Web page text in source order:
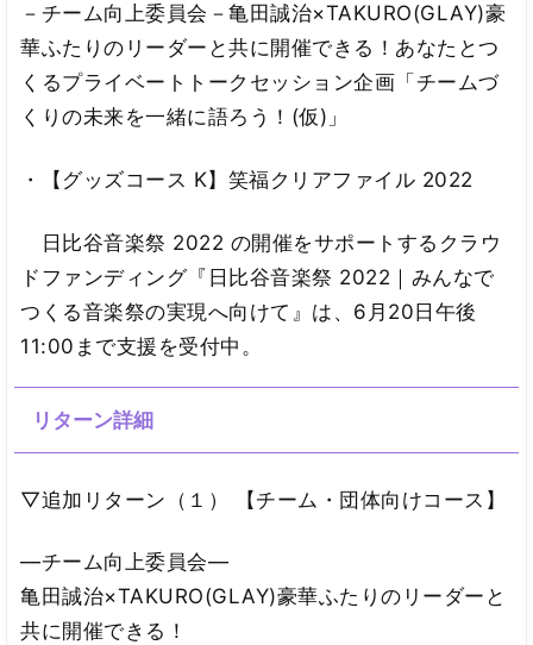
－チーム向上委員会－亀田誠治×TAKURO(GLAY)豪
華ふたりのリーダーと共に開催できる！あなたとつ
くるプライベートトークセッション企画「チームづ
くりの未来を一緒に語ろう！(仮)」
・【グッズコース K】笑福クリアファイル 2022
日比谷音楽祭 2022 の開催をサポートするクラウ
ドファンディング『日比谷音楽祭 2022｜みんなで
つくる音楽祭の実現へ向けて』は、6月20日午後
11:00まで支援を受付中。
リターン詳細
▽追加リターン（１） 【チーム・団体向けコース】
―チーム向上委員会―
亀田誠治×TAKURO(GLAY)豪華ふたりのリーダーと
共に開催できる！